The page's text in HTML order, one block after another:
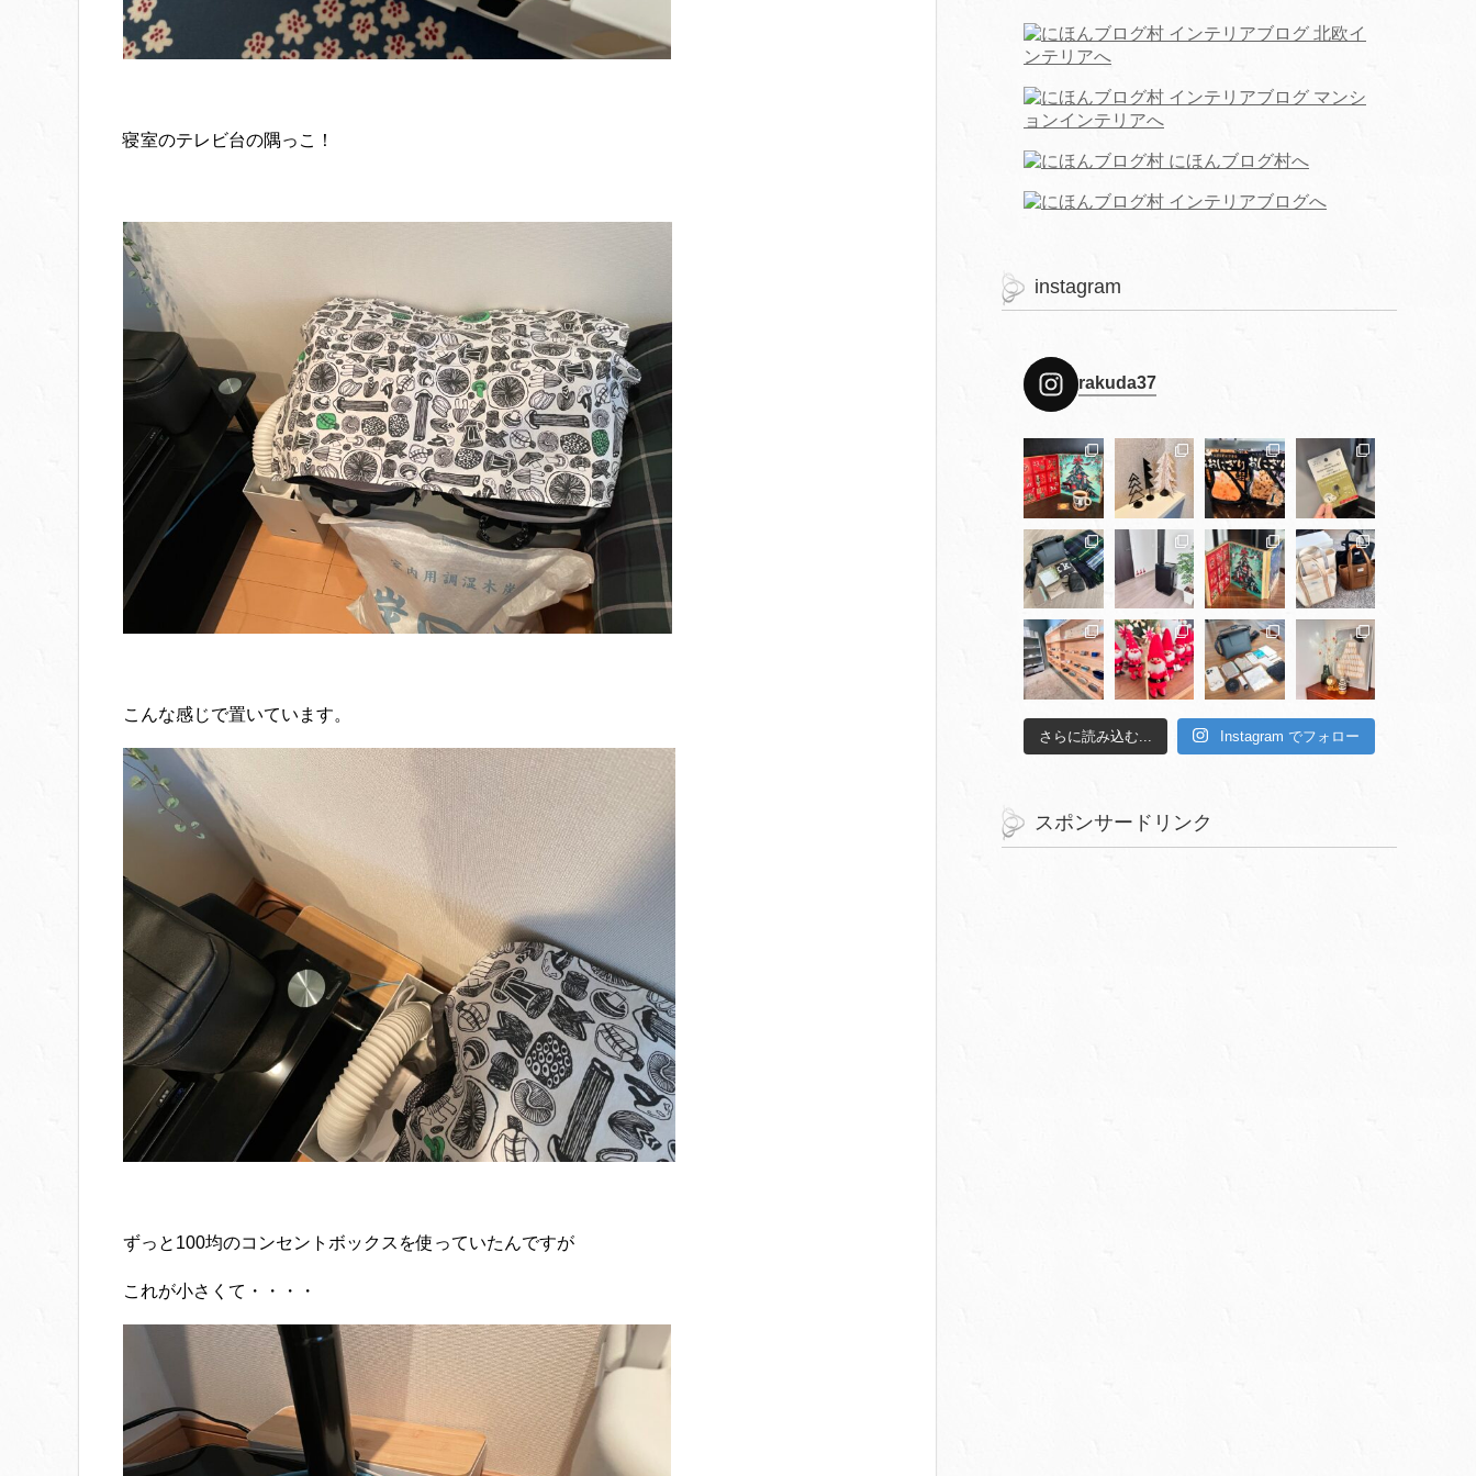
寝室のテレビ台の隅っこ！
こんな感じで置いています。
ずっと100均のコンセントボックスを使っていたんですが
これが小さくて・・・・
instagram
rakuda37
さらに読み込む... Instagram でフォロー
スポンサードリンク